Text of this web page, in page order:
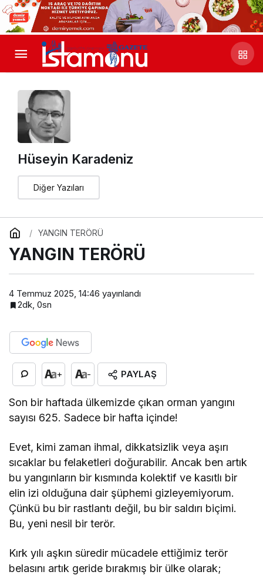
Hüseyin Karadeniz
Diğer Yazıları
YANGIN TERÖRÜ
YANGIN TERÖRÜ
4 Temmuz 2025, 14:46 yayınlandı
2dk, 0sn
+ - PAYLAŞ
Son bir haftada ülkemizde çıkan orman yangını
sayısı 625. Sadece bir hafta içinde!
Evet, kimi zaman ihmal, dikkatsizlik veya aşırı
sıcaklar bu felaketleri doğurabilir. Ancak ben artık
bu yangınların bir kısmında kolektif ve kasıtlı bir
elin izi olduğuna dair şüphemi gizleyemiyorum.
Çünkü bu bir rastlantı değil, bu bir saldırı biçimi.
Bu, yeni nesil bir terör.
Kırk yılı aşkın süredir mücadele ettiğimiz terör
belasını artık geride bırakmış bir ülke olarak;